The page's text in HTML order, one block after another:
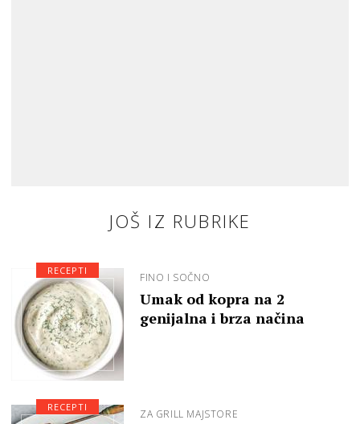
JOŠ IZ RUBRIKE
FINO I SOČNO
Umak od kopra na 2
genijalna i brza načina
RECEPTI
ZA GRILL MAJSTORE
RECEPTI